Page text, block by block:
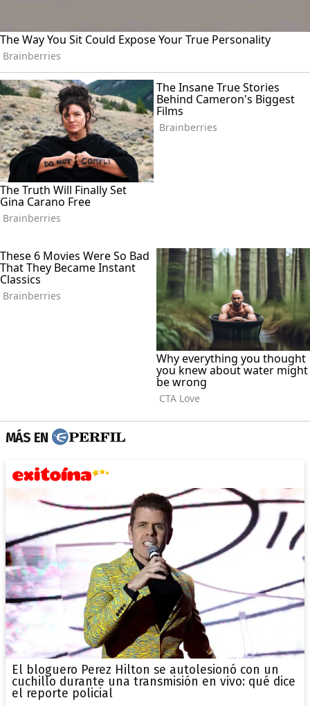
MÁS EN
El bloguero Perez Hilton se autolesionó con un
cuchillo durante una transmisión en vivo: qué dice
el reporte policial